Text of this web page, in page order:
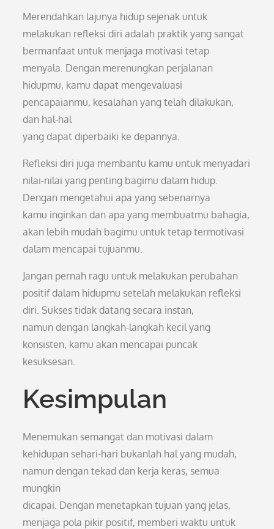
Merendahkan lajunya hidup sejenak untuk
melakukan refleksi diri adalah praktik yang sangat
bermanfaat untuk menjaga motivasi tetap
menyala. Dengan merenungkan perjalanan
hidupmu, kamu dapat mengevaluasi
pencapaianmu, kesalahan yang telah dilakukan,
dan hal-hal
yang dapat diperbaiki ke depannya.
Refleksi diri juga membantu kamu untuk menyadari
nilai-nilai yang penting bagimu dalam hidup.
Dengan mengetahui apa yang sebenarnya
kamu inginkan dan apa yang membuatmu bahagia,
akan lebih mudah bagimu untuk tetap termotivasi
dalam mencapai tujuanmu.
Jangan pernah ragu untuk melakukan perubahan
positif dalam hidupmu setelah melakukan refleksi
diri. Sukses tidak datang secara instan,
namun dengan langkah-langkah kecil yang
konsisten, kamu akan mencapai puncak
kesuksesan.
Kesimpulan
Menemukan semangat dan motivasi dalam
kehidupan sehari-hari bukanlah hal yang mudah,
namun dengan tekad dan kerja keras, semua
mungkin
dicapai. Dengan menetapkan tujuan yang jelas,
menjaga pola pikir positif, memberi waktu untuk